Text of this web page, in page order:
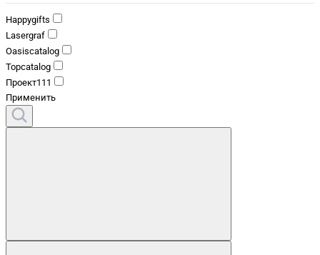
Happygifts
Lasergraf
Oasiscatalog
Topcatalog
Проект111
Применить